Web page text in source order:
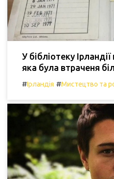
У бібліотеку
яка була втраченя
#Ірландія #Мистецтво та